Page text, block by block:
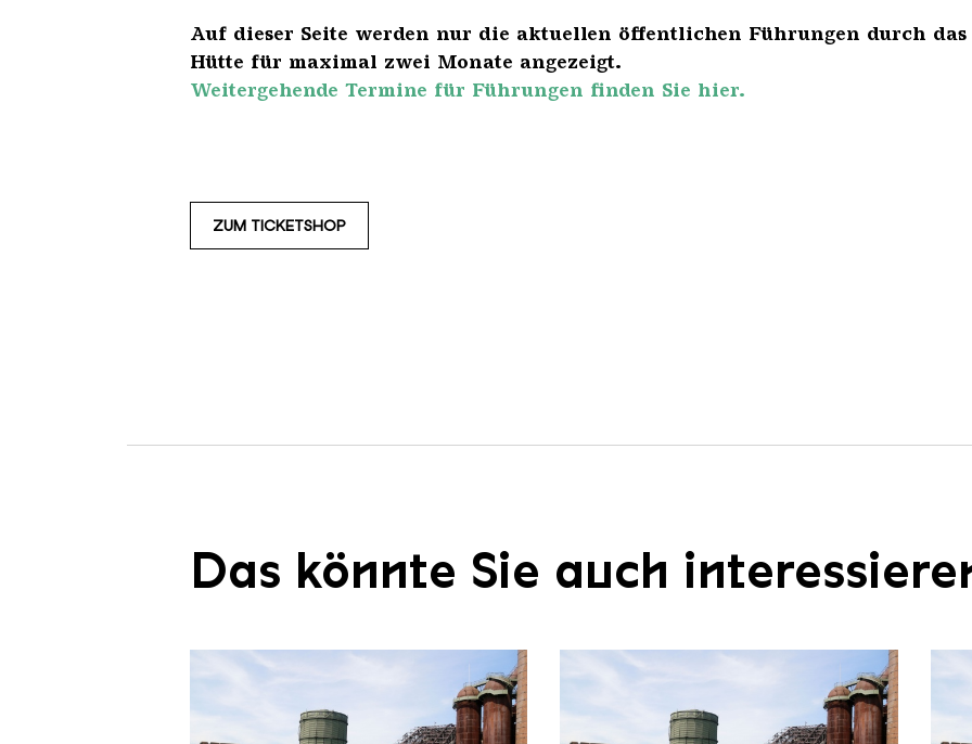
Auf dieser Seite werden nur die aktuellen öffentlichen Führungen durch
Hütte für maximal zwei Monate angezeigt.
Weitergehende Termine für Führungen finden Sie hier.
ZUM TICKETSHOP
Das könnte Sie auch